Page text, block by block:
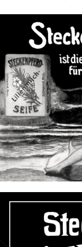
Feinseifen- und